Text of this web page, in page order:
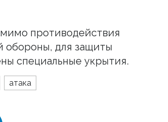
противодействия
обороны, для защиты
специальные укрытия.
атака